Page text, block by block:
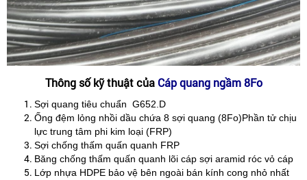
Thông số kỹ thuật của Cáp quang ngầm 8Fo
Sợi quang tiêu chuẩn G652.D
Ống đệm lỏng nhồi dầu chứa 8 sợi quang (8Fo)Phần tử chịu
lực trung tâm phi kim loại (FRP)
Sợi chống thấm quấn quanh FRP
Băng chống thấm quấn quanh lõi cáp sợi aramid róc vỏ cáp
Lớp nhựa HDPE bảo vệ bên ngoài bán kính cong nhỏ nhất